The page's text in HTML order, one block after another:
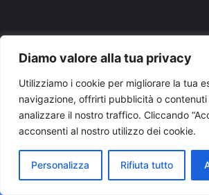
Diamo valore alla tua privacy
Utilizziamo i cookie per migliorare la tua
navigazione, offrirti pubblicità o
analizzare il nostro traffico. Cliccando
acconsenti al nostro utilizzo dei cookie.
Personalizza Rifiuta tutto
indirizzo
mail
© Copyright 2026, Tutti i diritti